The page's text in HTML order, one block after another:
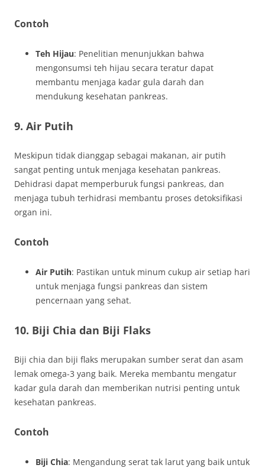
Contoh
Teh Hijau: Penelitian menunjukkan bahwa
mengonsumsi teh hijau secara teratur dapat
membantu menjaga kadar gula darah dan
mendukung kesehatan pankreas.
9. Air Putih
Meskipun tidak dianggap sebagai makanan, air putih
sangat penting untuk menjaga kesehatan pankreas.
Dehidrasi dapat memperburuk fungsi pankreas, dan
menjaga tubuh terhidrasi membantu proses detoksifikasi
organ ini.
Contoh
Air Putih: Pastikan untuk minum cukup air setiap hari
untuk menjaga fungsi pankreas dan sistem
pencernaan yang sehat.
10. Biji Chia dan Biji Flaks
Biji chia dan biji flaks merupakan sumber serat dan asam
lemak omega-3 yang baik. Mereka membantu mengatur
kadar gula darah dan memberikan nutrisi penting untuk
kesehatan pankreas.
Contoh
Biji Chia: Mengandung serat tak larut yang baik untuk